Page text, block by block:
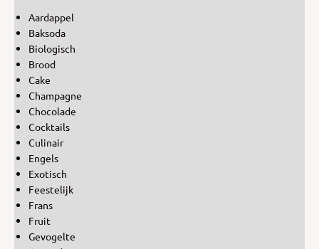
Aardappel
Baksoda
Biologisch
Brood
Cake
Champagne
Chocolade
Cocktails
Culinair
Engels
Exotisch
Feestelijk
Frans
Fruit
Gevogelte